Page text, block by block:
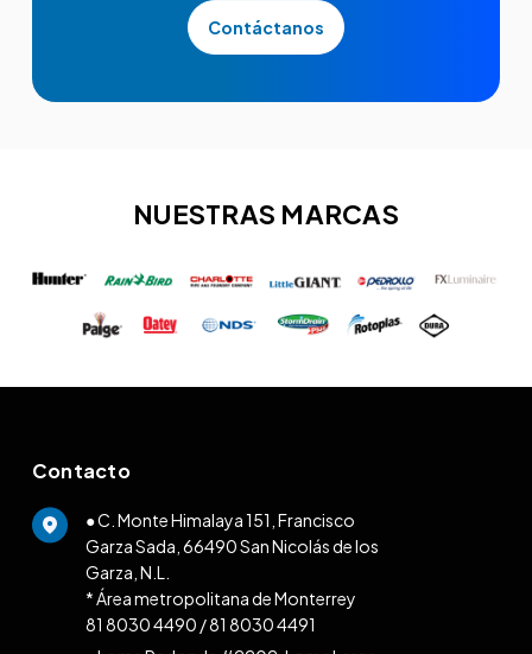
Contáctanos
NUESTRAS MARCAS
Contacto
● C. Monte Himalaya 151, Francisco
Garza Sada, 66490 San Nicolás de los
Garza, N.L.
* Área metropolitana de Monterrey
81 8030 4490 /81 8030 4491